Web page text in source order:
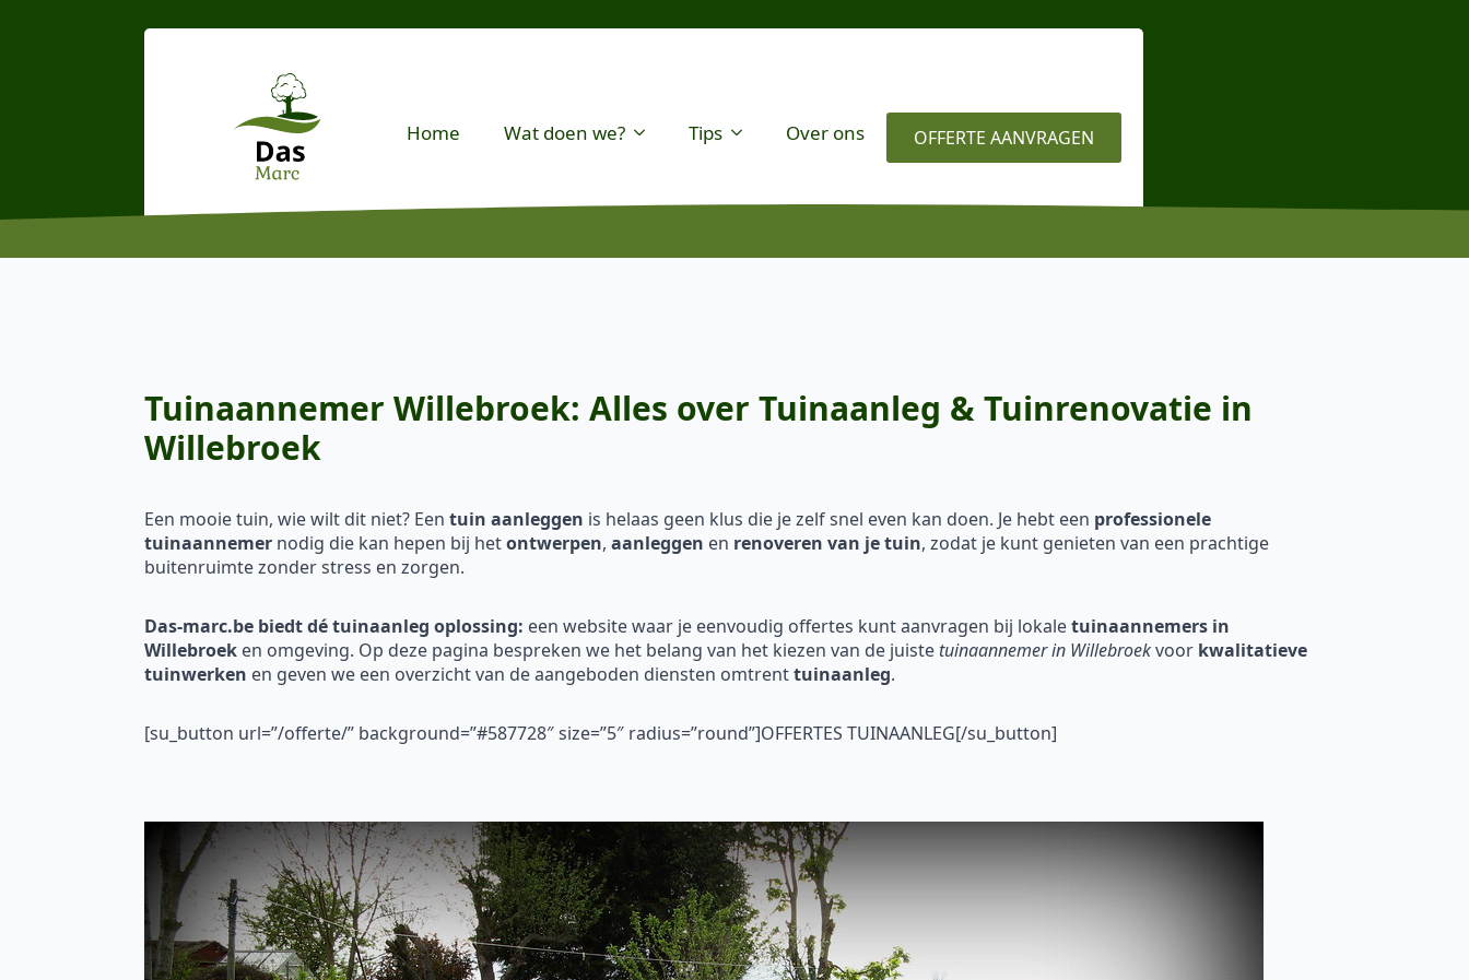
Home Wat doen we? Tips Over ons OFFERTE AANVRAGEN
Tuinaannemer Willebroek: Alles over Tuinaanleg & Tuinrenovatie in
Willebroek
Een mooie tuin, wie wilt dit niet? Een tuin aanleggen is helaas geen klus die je zelf snel even kan doen. Je hebt een professionele
tuinaannemer nodig die kan hepen bij hetontwerpen, aanleggen en renoveren van je tuin, zodat je kunt genieten van een prachtige
buitenruimte zonder stress en zorgen.
Das-marc.be biedt dé tuinaanleg oplossing: een website waar je eenvoudig offertes kunt aanvragen bij lokaletuinaannemers in
Willebroek en omgeving. Op deze pagina bespreken we het belang van het kiezen van de juiste tuinaannemer in Willebroekvoor kwalitatieve
tuinwerken en geven we een overzicht van de aangeboden diensten omtrenttuinaanleg.
[su_button url=”/offerte/” background=”#587728″ size=”5″ radius=”round”]OFFERTES TUINAANLEG[/su_button]